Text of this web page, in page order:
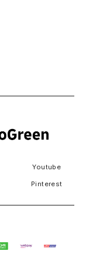
Youtube
Pinterest